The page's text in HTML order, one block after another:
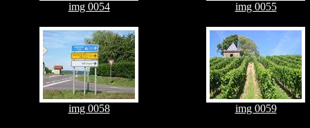
img 0054 img 0055
img 0058 img 0059